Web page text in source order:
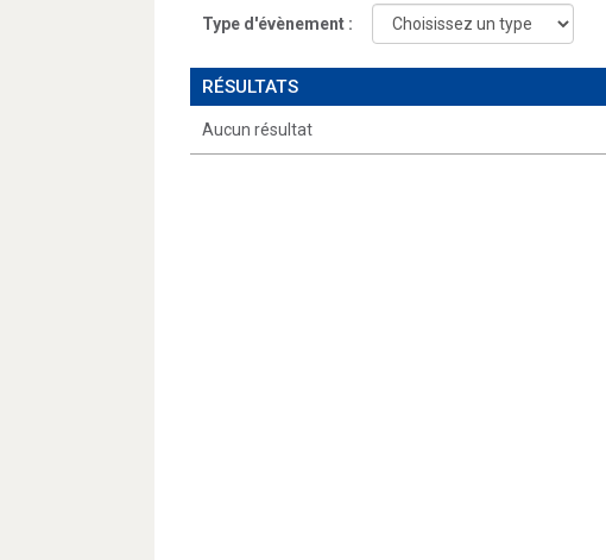
Type d'évènement :
RÉSULTATS
Aucun résultat